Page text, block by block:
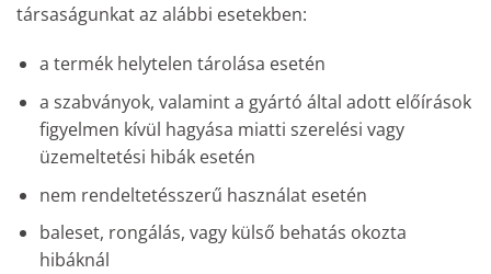
társaságunkat az alábbi esetekben:
a termék helytelen tárolása esetén
a szabványok, valamint a gyártó által adott előírások
figyelmen kívül hagyása miatti szerelési vagy
üzemeltetési hibák esetén
nem rendeltetésszerű használat esetén
baleset, rongálás, vagy külső behatás okozta
hibáknál